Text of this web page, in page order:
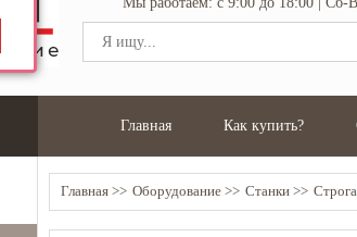
Главная Как купить?
Главная Оборудование Станки